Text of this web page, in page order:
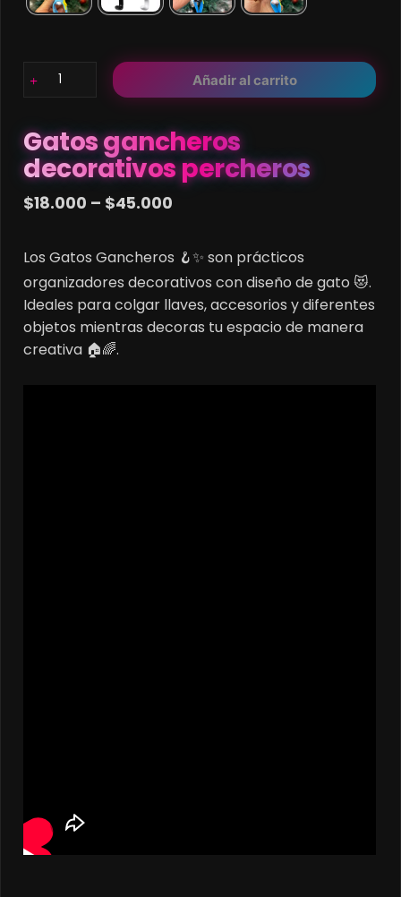
Gatos
percheros
cantidad
Añadir al carrito
Gatos gancheros
decorativos percheros
$18.000 – $45.000
$18.000
through
Los Gatos Gancheros 🪝✨ son prácticos
organizadores decorativos con diseño de gato 😻.
Ideales para colgar llaves, accesorios y diferentes
objetos mientras decoras tu espacio de manera
creativa 🏠🌈.